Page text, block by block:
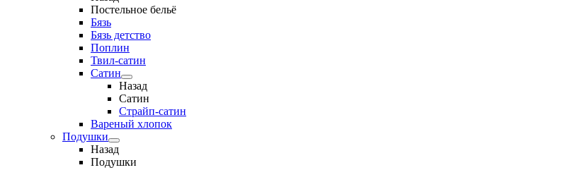
Постельное бельё
Бязь
Бязь детство
Поплин
Твил-сатин
Сатин
Назад
Сатин
Страйп-сатин
Вареный хлопок
Подушки
Назад
Подушки